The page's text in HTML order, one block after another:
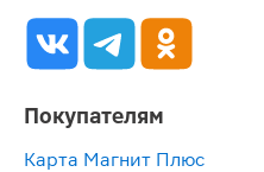
Покупателям
Карта Магнит Плюс